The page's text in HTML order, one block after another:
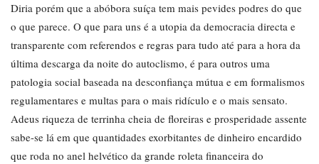
Diria porém que a abóbora suíça tem mais pevides podres do que
o que parece. O que para uns é a utopia da democracia directa e
transparente com referendos e regras para tudo até para a hora da
última descarga da noite do autoclismo, é para outros uma
patologia social baseada na desconfiança mútua e em formalismos
regulamentares e multas para o mais ridículo e o mais sensato.
Adeus riqueza de terrinha cheia de floreiras e prosperidade assente
sabe-se lá em que quantidades exorbitantes de dinheiro encardido
que roda no anel helvético da grande roleta financeira do